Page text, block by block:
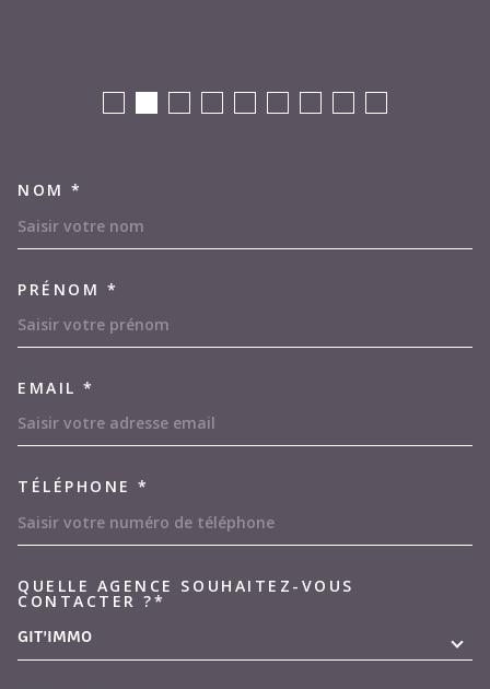
NOM *
PRÉNOM *
EMAIL *
TÉLÉPHONE *
QUELLE AGENCE SOUHAITEZ-VOUS
CONTACTER ?*
GIT'IMMO